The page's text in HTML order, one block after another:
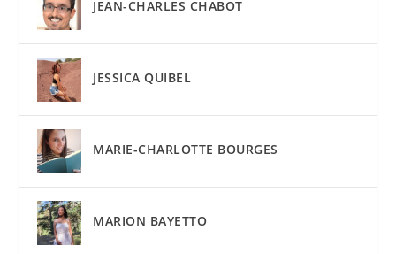
JEAN-CHARLES CHABOT
JESSICA QUIBEL
MARIE-CHARLOTTE BOURGES
MARION BAYETTO